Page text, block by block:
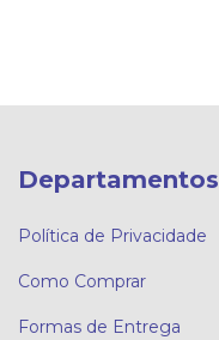
Departamentos
Política de Privacidade
Como Comprar
Formas de Entrega